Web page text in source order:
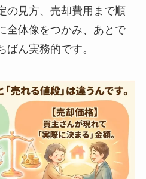
の見方、売却費用まで順
全体像をつかみ、あとで
ん実務的です。